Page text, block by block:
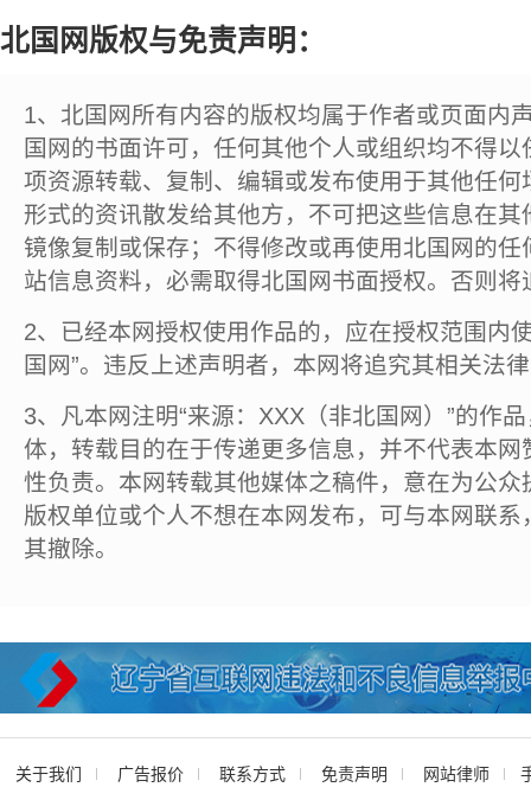
北国网版权与免责声明：
1、北国网所有内容的版权均属于作者或页面内
国网的书面许可，任何其他个人或组织均不得
项资源转载、复制、编辑或发布使用于其他任
形式的资讯散发给其他方，不可把这些信息在
镜像复制或保存；不得修改或再使用北国网的
站信息资料，必需取得北国网书面授权。否则将
2、已经本网授权使用作品的，应在授权范围内
国网”。违反上述声明者，本网将追究其相关法
3、凡本网注明“来源：XXX（非北国网）”的作
体，转载目的在于传递更多信息，并不代表本
性负责。本网转载其他媒体之稿件，意在为公
版权单位或个人不想在本网发布，可与本网联
其撤除。
关于我们 广告报价 联系方式 免责声明 网站律师